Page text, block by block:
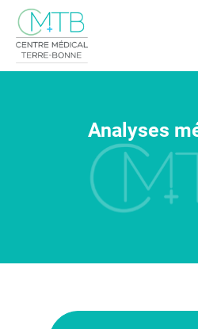
Offres
À
Analyses